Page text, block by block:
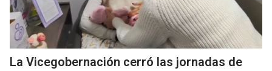
La Vicegobernación cerró las jornadas de